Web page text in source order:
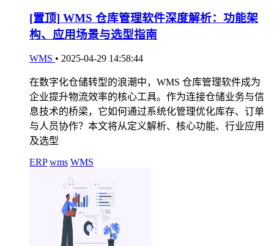
[置顶] WMS 仓库管理软件深度解析：功能架
构、应用场景与选型指南
WMS • 2025-04-29 14:58:44
在数字化仓储转型的浪潮中，WMS 仓库管理软件成为
企业提升物流效率的核心工具。作为连接仓储业务与信
息技术的桥梁，它如何通过系统化管理优化库存、订单
与人员协作？本文将从定义解析、核心功能、行业应用
及选型
ERP wms WMS